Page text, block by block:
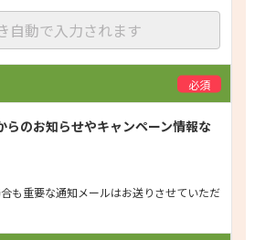
必須
らのお知らせやキャンペーン情報な
も重要な通知メールはお送りさせていただ